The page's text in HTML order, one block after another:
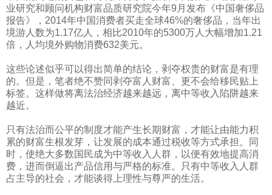
业研究和顾问机构财富品质研究院今年9 月发布《中国奢侈品
报告》， 2014年中国消费者买走全球46%的奢侈品，当年出
境游人数为1.17亿人，相比2010年的5300万人大幅增加1.21
倍，人均境外购物消费632美元。
这些论述似乎可以得出简单的结论，剥夺权贵的财富是有理
的。但是，笔者绝不赞同剥夺富人财富、更不会给移民贴上
标签。这样做将离法治经济越来越远，离中等收入陷阱越来
越近。
只有法治而公平的制度才能产生长期财富，才能让由能力积
累的财富生根发芽，让发展的成本通过税收等方式承担。同
时，使绝大多数国民成为中等收入人群，以便有效地提高消
费，进而倒逼出产品信用与严格的标准。只有中等收入人群
占主导的社会，才能谈得上理性与尊严的生活。